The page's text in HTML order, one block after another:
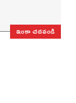
ఇంకా చదవండి